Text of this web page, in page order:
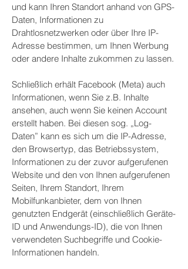
und kann Ihren Standort anhand von GPS-
Daten, Informationen zu
Drahtlosnetzwerken oder über Ihre IP-
Adresse bestimmen, um Ihnen Werbung
oder andere Inhalte zukommen zu lassen.
Schließlich erhält Facebook (Meta) auch
Informationen, wenn Sie z.B. Inhalte
ansehen, auch wenn Sie keinen Account
erstellt haben. Bei diesen sog. „Log-
Daten” kann es sich um die IP-Adresse,
den Browsertyp, das Betriebssystem,
Informationen zu der zuvor aufgerufenen
Website und den von Ihnen aufgerufenen
Seiten, Ihrem Standort, Ihrem
Mobilfunkanbieter, dem von Ihnen
genutzten Endgerät (einschließlich Geräte-
ID und Anwendungs-ID), die von Ihnen
verwendeten Suchbegriffe und Cookie-
Informationen handeln.